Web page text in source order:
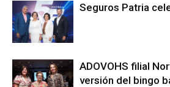
Seguros Patria
ADOVOHS filial
versión del bingo